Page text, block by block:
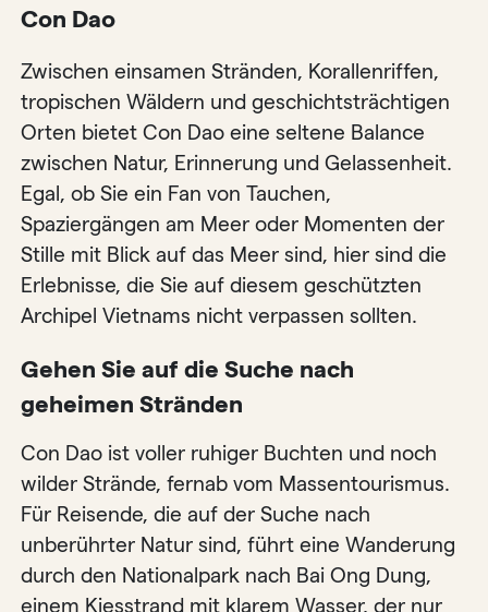
Con Dao
Zwischen einsamen Stränden, Korallenriffen,
tropischen Wäldern und geschichtsträchtigen
Orten bietet Con Dao eine seltene Balance
zwischen Natur, Erinnerung und Gelassenheit.
Egal, ob Sie ein Fan von Tauchen,
Spaziergängen am Meer oder Momenten der
Stille mit Blick auf das Meer sind, hier sind die
Erlebnisse, die Sie auf diesem geschützten
Archipel Vietnams nicht verpassen sollten.
Gehen Sie auf die Suche nach
geheimen Stränden
Con Dao ist voller ruhiger Buchten und noch
wilder Strände, fernab vom Massentourismus.
Für Reisende, die auf der Suche nach
unberührter Natur sind, führt eine Wanderung
durch den Nationalpark nach Bai Ong Dung,
einem Kiesstrand mit klarem Wasser, der nur